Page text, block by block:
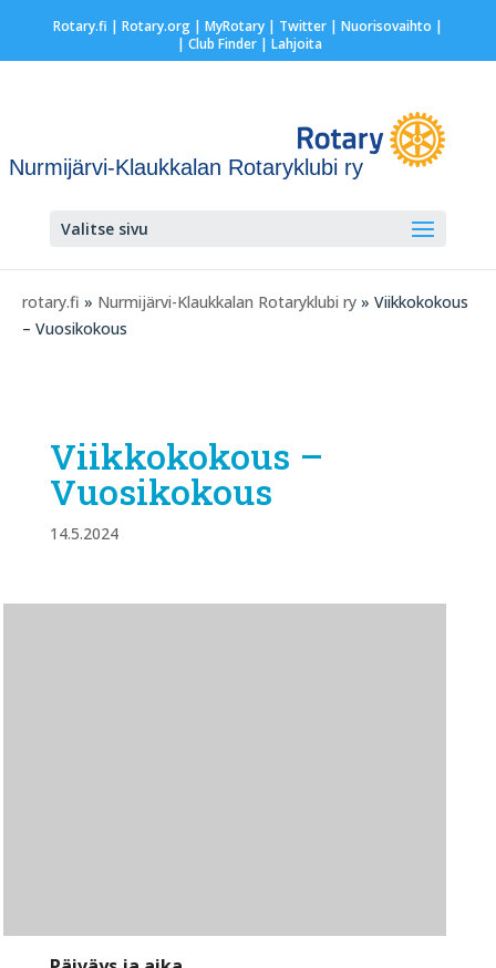
Rotary.fi | Rotary.org| MyRotary| Twitter| Nuorisovaihto |
| Club Finder| Lahjoita
Nurmijärvi-Klaukkalan Rotaryklubi ry
Valitse sivu
rotary.fi » Nurmijärvi-Klaukkalan Rotaryklubi ry » Viikkokokous
– Vuosikokous
Viikkokokous –
Vuosikokous
14.5.2024